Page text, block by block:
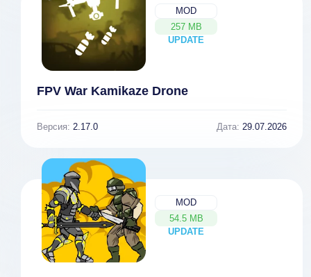
MOD
257 MB
UPDATE
NEW
FPV War Kamikaze Drone
Версия: 2.17.0 Дата: 29.07.2026
MOD
54.5 MB
UPDATE
NEW